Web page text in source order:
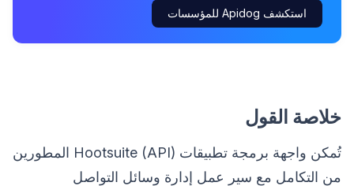
استكشف Apidog للمؤسسات
خلاصة القول
تُمكن واجهة برمجة تطبيقات Hootsuite (API) المطورين
من التكامل مع سير عمل إدارة وسائل التواصل